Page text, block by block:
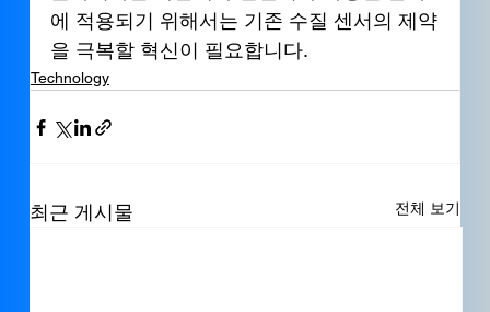
에 적용되기 위해서는 기존 수질 센서의 제약
을 극복할 혁신이 필요합니다.
Technology
최근 게시물 전체 보기